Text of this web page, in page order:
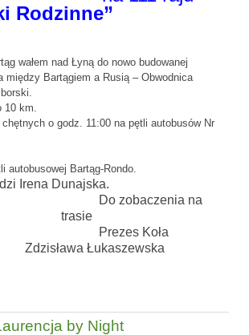
Rodzinne”
wałem nad Łyną do nowo budowanej
między Bartągiem a Rusią – Obwodnica
10 km.
o godz. 11:00 na pętli autobusów Nr
autobusowej Bartąg-Rondo.
Irena Dunajska.
Do zobaczenia na
trasie
Prezes Koła
Łukaszewska
by Night